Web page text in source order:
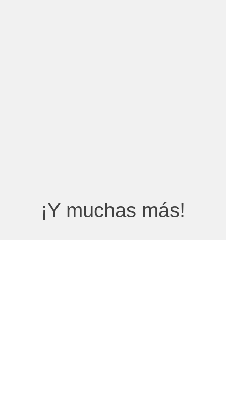
¡Y muchas más!